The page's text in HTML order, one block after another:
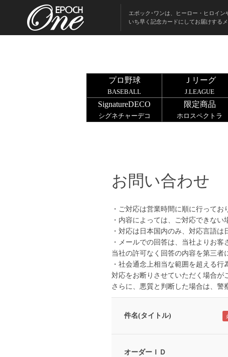
エポック･ワンは、ヒーロー・ヒロイン
いち早く記念カードにしてお届けする
プロ野球
BASEBALL
Ｊリーグ
J.LEAGUE
SignatureDECO
シグネチャーデコ
限定商品
ホロスペクトラ
お問い合わせ
・ご対応は営業時間に順に行って
・内容によっては、ご対応できない
・対応は日本国内のみ、対応言語は
・メールでの回答は、当社よりお客
当社の許可なく回答の内容を第三者
・社会通念上相当な範囲を超える
対応をお断りさせていただく場合が
さらに、悪質と判断した場合は、警
件名(タイトル)
オーダーＩＤ